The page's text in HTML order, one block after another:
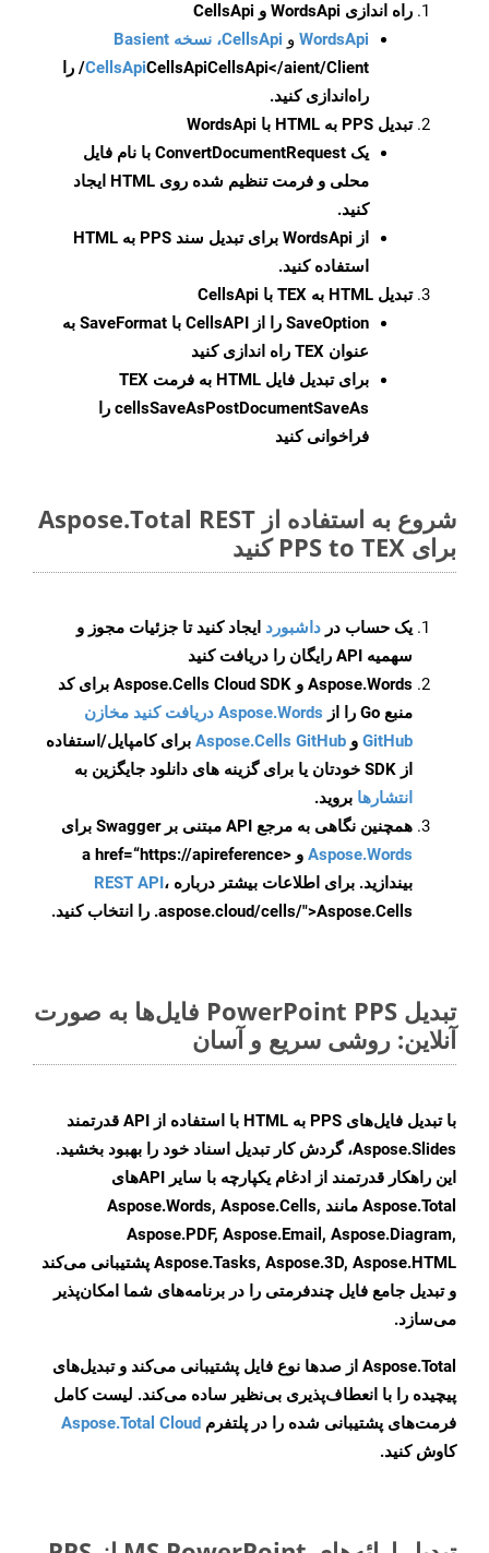
راه اندازی WordsApi و CellsApi
WordsApi و CellsApi، نسخه Basient
CellsApiCellsApi
CellsApi</aient/Client/ را
راه‌اندازی کنید.
تبدیل PPS به HTML با WordsApi
یک ConvertDocumentRequest با نام فایل
محلی و فرمت تنظیم شده روی HTML ایجاد
کنید.
از WordsApi برای تبدیل سند PPS به HTML
استفاده کنید.
تبدیل HTML به TEX با CellsApi
SaveOption
را از CellsAPI با SaveFormat به
عنوان TEX راه اندازی کنید
برای تبدیل فایل HTML به فرمت
TEX
cellsSaveAsPostDocumentSaveAs را
فراخوانی کنید
شروع به استفاده از Aspose.Total REST
برای PPS to TEX کنید
یک حساب در داشبورد ایجاد کنید تا جزئیات مجوز و
سهمیه API رایگان را دریافت کنید
Aspose.Words و Aspose.Cells Cloud SDK برای کد
منبع Go را از
Aspose.Words دریافت کنید مخازن
GitHub و Aspose.Cells GitHub برای کامپایل/استفاده
از SDK خودتان یا برای گزینه های دانلود جایگزین به
انتشارها بروید.
همچنین نگاهی به مرجع API مبتنی بر Swagger برای
Aspose.Words
و <a href=“https://apireference
بیندازید. برای اطلاعات بیشتر درباره REST API،
.aspose.cloud/cells/">Aspose.Cells را انتخاب کنید.
تبدیل PowerPoint PPS فایل‌ها به صورت
آنلاین: روشی سریع و آسان
با تبدیل فایل‌های PPS به HTML با استفاده از API قدرتمند
Aspose.Slides، گردش کار تبدیل اسناد خود را بهبود بخشید.
این راهکار قدرتمند از ادغام یکپارچه با سایر APIهای
Aspose.Total مانند Aspose.Words, Aspose.Cells,
Aspose.PDF, Aspose.Email, Aspose.Diagram,
Aspose.Tasks, Aspose.3D, Aspose.HTML پشتیبانی می‌کند
و تبدیل جامع فایل چندفرمتی را در برنامه‌های شما امکان‌پذیر
می‌سازد.
Aspose.Total از صدها نوع فایل پشتیبانی می‌کند و تبدیل‌های
پیچیده را با انعطاف‌پذیری بی‌نظیر ساده می‌کند. لیست کامل
فرمت‌های پشتیبانی شده را در پلتفرم Aspose.Total Cloud
کاوش کنید.